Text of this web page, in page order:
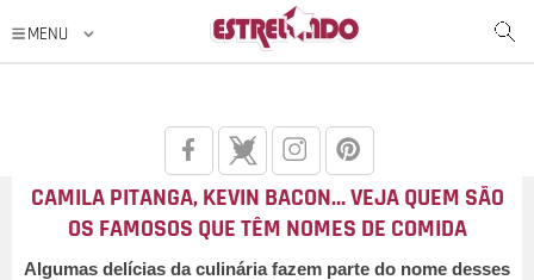
CAMILA PITANGA, KEVIN BACON... VEJA QUEM SÃO
OS FAMOSOS QUE TÊM NOMES DE COMIDA
Algumas delícias da culinária fazem parte do nome desses